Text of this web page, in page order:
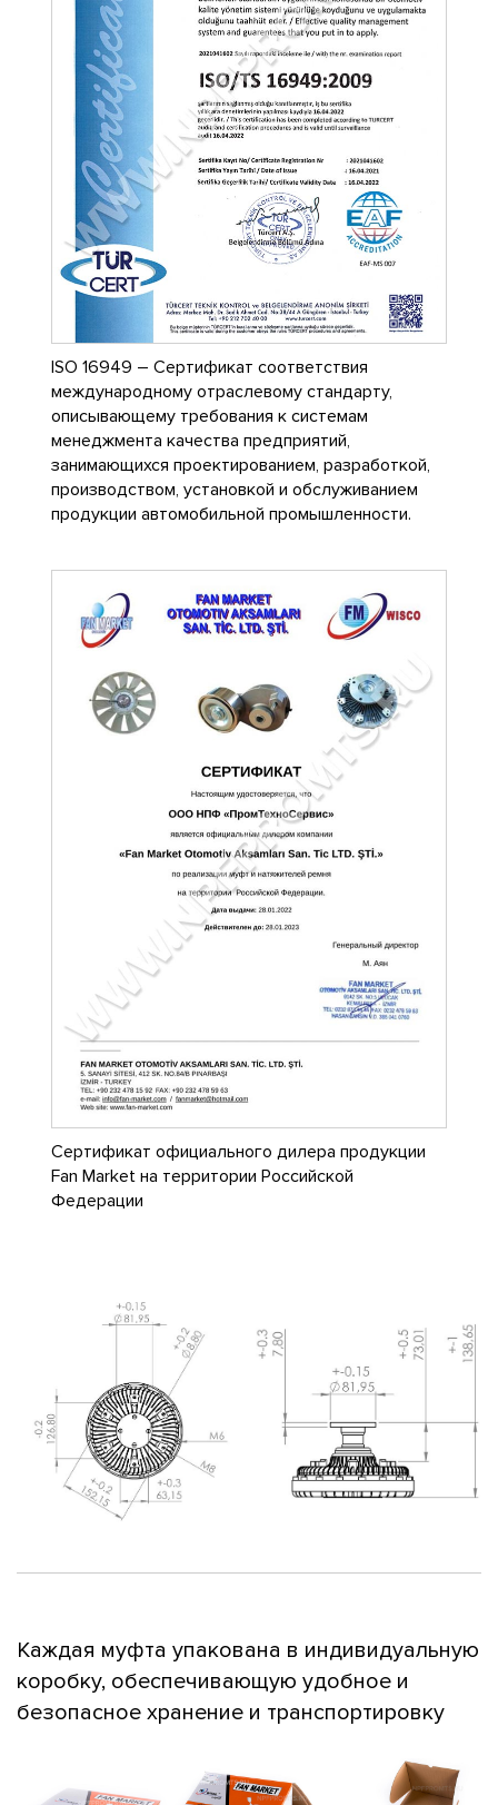
Каждая муфта упакована в индивидуальную
коробку, обеспечивающую удобное и
безопасное хранение и транспортировку
ISO 16949 – Сертификат соответствия
международному отраслевому стандарту,
описывающему требования к системам
менеджмента качества предприятий,
занимающихся проектированием, разработкой,
производством, установкой и обслуживанием
продукции автомобильной промышленности.
Сертификат официального дилера продукции
Fan Market на территории Российской
Федерации